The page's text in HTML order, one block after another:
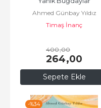
Sepete Ekle
Ahmed Günbay Yıldız
Timaş İnanç
400,00
264,00
-%34